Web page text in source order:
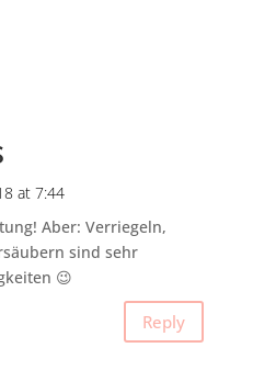
at 7:44
Aber: Verriegeln,
sind sehr
😉
Reply